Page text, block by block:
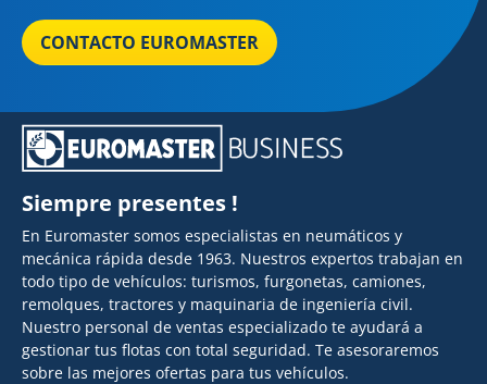
CONTACTO EUROMASTER
Siempre presentes !
En Euromaster somos especialistas en neumáticos y
mecánica rápida desde 1963. Nuestros expertos trabajan en
todo tipo de vehículos: turismos, furgonetas, camiones,
remolques, tractores y maquinaria de ingeniería civil.
Nuestro personal de ventas especializado te ayudará a
gestionar tus flotas con total seguridad. Te asesoraremos
sobre las mejores ofertas para tus vehículos.